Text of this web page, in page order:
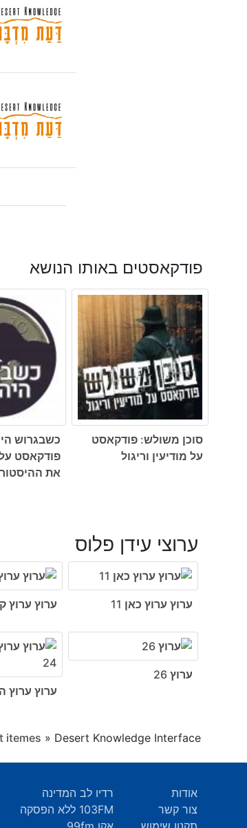
פודקאסטים באותו הנושא
סוכן משולש: פודקאסט
על מודיעין וריגול
כשבגרוש
פודקאסט
את
ערוצי עידן פלוס
ערוץ ערוץ כאן 11 ערוץ ערוץ
ערוץ 26
ערוץ ערוץ
itemes » Desert Knowledge Interface – דעת מדבר
אודות
צור קשר
רדיו לב המדינה
103FM ללא הפסקה